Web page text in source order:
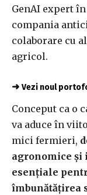
GenAI expert
compania
colaborare cu
agricol.
➜ Vezi noul
Conceput ca o
va aduce în
mici fermieri,
agronomice și
esențiale
îmbunătățirea